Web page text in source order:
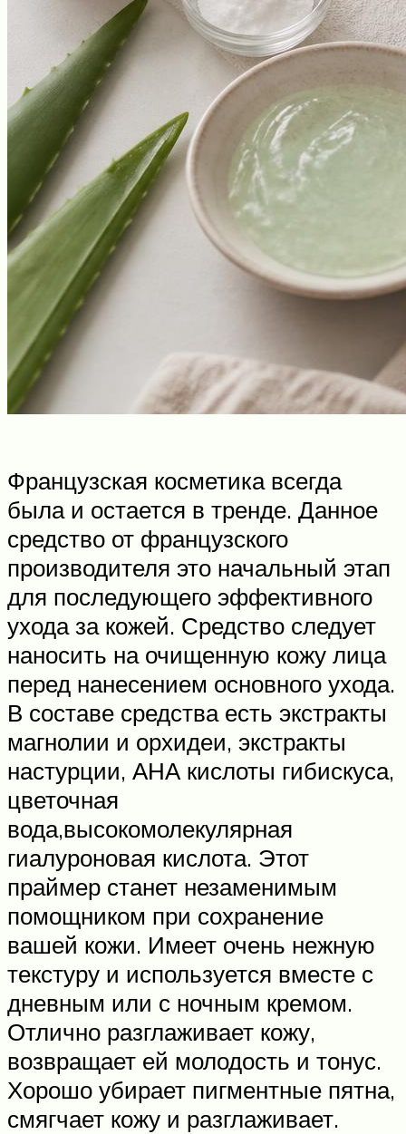
Французская косметика всегда
была и остается в тренде. Данное
средство от французского
производителя это начальный этап
для последующего эффективного
ухода за кожей. Средство следует
наносить на очищенную кожу лица
перед нанесением основного ухода.
В составе средства есть экстракты
магнолии и орхидеи, экстракты
настурции, АНА кислоты гибискуса,
цветочная
вода,высокомолекулярная
гиалуроновая кислота. Этот
праймер станет незаменимым
помощником при сохранение
вашей кожи. Имеет очень нежную
текстуру и используется вместе с
дневным или с ночным кремом.
Отлично разглаживает кожу,
возвращает ей молодость и тонус.
Хорошо убирает пигментные пятна,
смягчает кожу и разглаживает.